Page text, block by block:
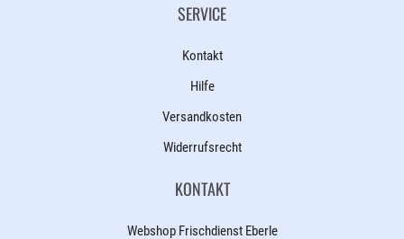
SERVICE
Kontakt
Hilfe
Versandkosten
Widerrufsrecht
KONTAKT
Webshop Frischdienst Eberle